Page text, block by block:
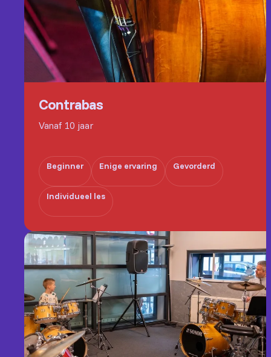
Contrabas
Vanaf 10 jaar
Beginner Enige ervaring Gevorderd
Individueel les